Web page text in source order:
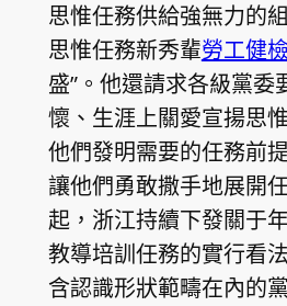
思惟任務供給強無力的
思惟任務新秀輩勞工健檢
盛”。他還請求各級黨委
懷、生涯上關愛宣揚思
他們發明需要的任務前
讓他們勇敢撒手地展開
起，浙江持續下發關于
教導培訓任務的實行看
含認識形狀範疇在內的